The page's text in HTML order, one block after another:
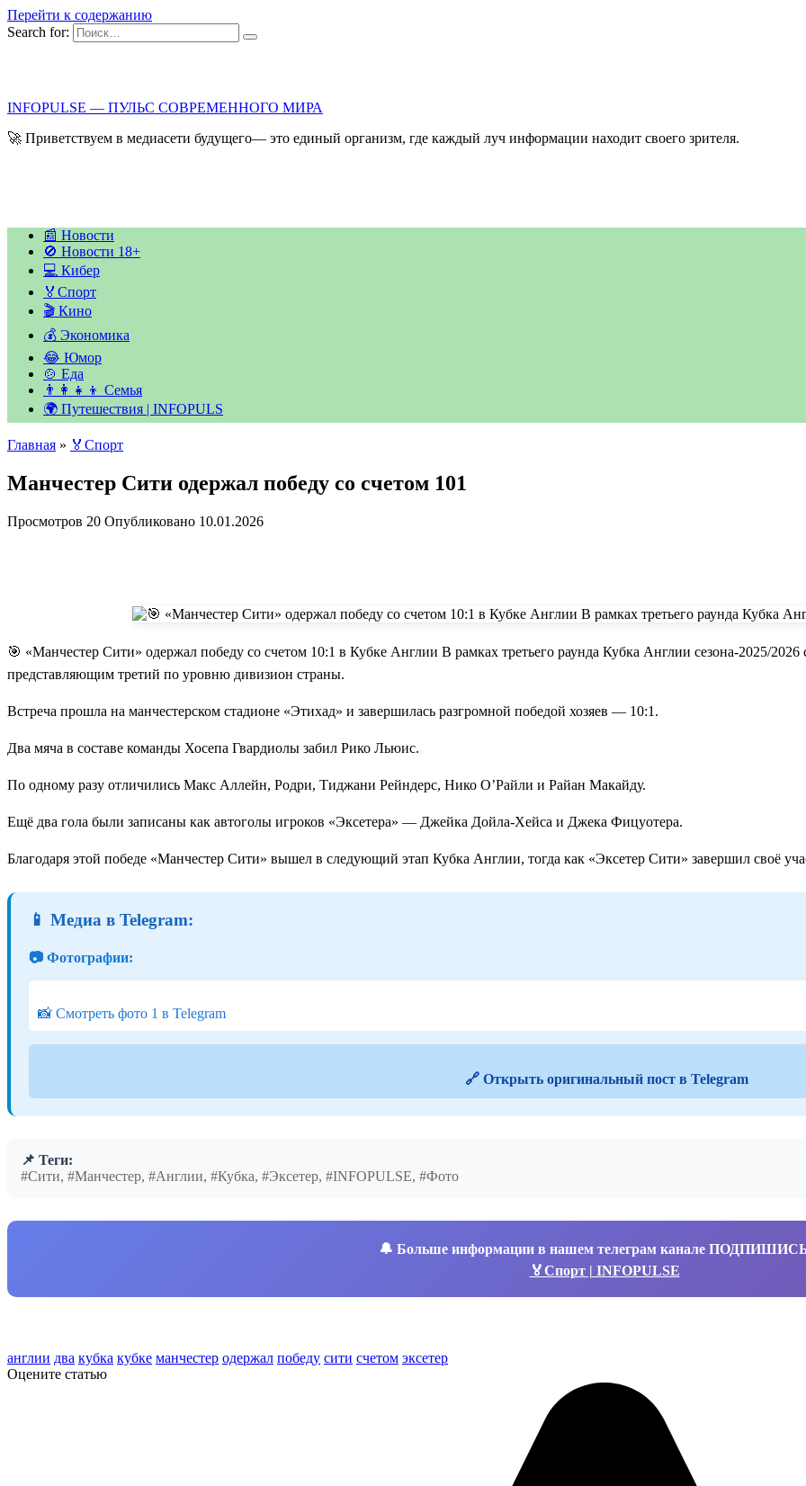
Перейти к содержанию
Search for:
INFOPULSE — ПУЛЬС СОВРЕМЕННОГО МИРА
🚀 Приветствуем в медиасети будущего— это единый организм, где каждый луч информации находит своего зрителя.
📰 Новости
🚫 Новости 18+
💻 Кибер
🏅Спорт
🎬 Кино
💰 Экономика
😂 Юмор
🍲 Еда
👨‍👩‍👧‍👦 Семья
🌍 Путешествия | INFOPULS
Главная » 🏅Спорт
Манчестер Сити одержал победу со счетом 101
Просмотров 20 Опубликовано 10.01.2026
🎯 «Манчестер Сити» одержал победу со счетом 10:1 в Кубке Англии В рамках третьего раунда Кубка Англии сезона-2025/
представляющим третий по уровню дивизион страны.
Встреча прошла на манчестерском стадионе «Этихад» и завершилась разгромной победой хозяев — 10:1.
Два мяча в составе команды Хосепа Гвардиолы забил Рико Льюис.
По одному разу отличились Макс Аллейн, Родри, Тиджани Рейндерс, Нико О’Райли и Райан Макайду.
Ещё два гола были записаны как автоголы игроков «Эксетера» — Джейка Дойла-Хейса и Джека Фицуотера.
Благодаря этой победе «Манчестер Сити» вышел в следующий этап Кубка Англии, тогда как «Эксетер Сити» завершил своё
📱 Медиа в Telegram:
📷 Фотографии:
📸 Смотреть фото 1 в Telegram
🔗 Открыть оригинальный пост в Telegram
📌 Теги:
#Сити, #Манчестер, #Англии, #Кубка, #Эксетер, #INFOPULSE, #Фото
🔔 Больше информации в нашем телеграм канале
🏅Спорт | INFOPULSE
англии два кубка кубке манчестер одержал победу сити счетом эксетер
Оцените статью